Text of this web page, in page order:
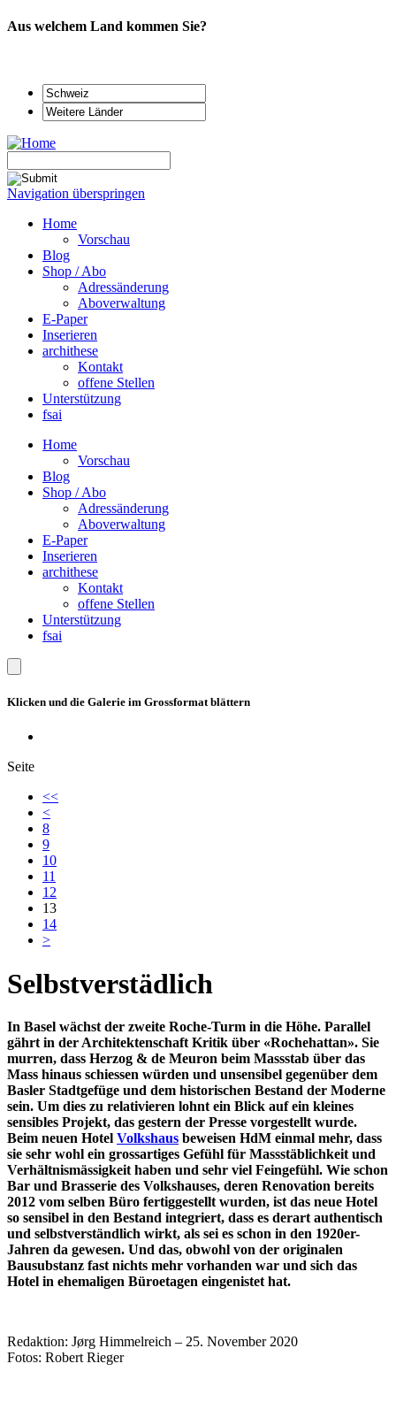
Aus welchem Land kommen Sie?
Navigation überspringen
Home
Vorschau
Blog
Shop / Abo
Adressänderung
Aboverwaltung
E-Paper
Inserieren
archithese
Kontakt
offene Stellen
Unterstützung
fsai
Home
Vorschau
Blog
Shop / Abo
Adressänderung
Aboverwaltung
E-Paper
Inserieren
archithese
Kontakt
offene Stellen
Unterstützung
fsai
Klicken und die Galerie im Grossformat blättern
Seite
<<
<
8
9
10
11
12
13
14
>
Selbstverstädlich
In Basel wächst der zweite Roche-Turm in die Höhe. Parallel
gährt in der Architektenschaft Kritik über «Rochehattan». Sie
murren, dass Herzog & de Meuron beim Massstab über das
Mass hinaus schiessen würden und unsensibel gegenüber dem
Basler Stadtgefüge und dem historischen Bestand der Moderne
sein. Um dies zu relativieren lohnt ein Blick auf ein kleines
sensibles Projekt, das gestern der Presse vorgestellt wurde.
Beim neuen Hotel Volkshaus beweisen HdM einmal mehr, dass
sie sehr wohl ein grossartiges Gefühl für Massstäblichkeit und
Verhältnismässigkeit haben und sehr viel Feingefühl. Wie schon
Bar und Brasserie des Volkshauses, deren Renovation bereits
2012 vom selben Büro fertiggestellt wurden, ist das neue Hotel
so sensibel in den Bestand integriert, dass es derart authentisch
und selbstverständlich wirkt, als sei es schon in den 1920er-
Jahren da gewesen. Und das, obwohl von der originalen
Bausubstanz fast nichts mehr vorhanden war und sich das
Hotel in ehemaligen Büroetagen eingenistet hat.
Redaktion: Jørg Himmelreich – 25. November 2020
Fotos: Robert Rieger